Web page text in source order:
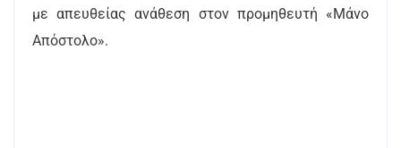
με απευθείας ανάθεση στον προμηθευτή «Μάνο
Απόστολο».